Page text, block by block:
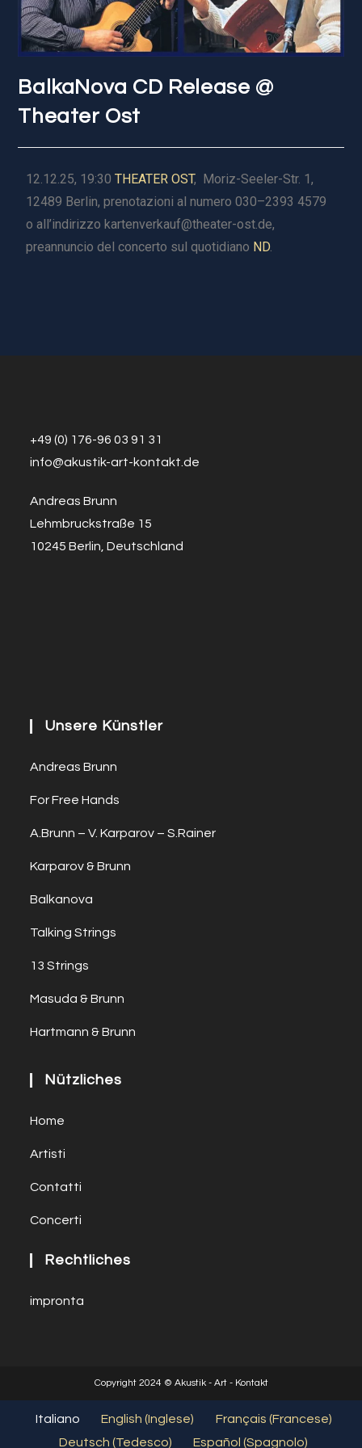
BalkaNova CD Release @
Theater Ost
12.12.25, 19:30THEATER OST, Moriz-Seeler-Str. 1,
12489 Berlin, prenotazioni al numero 030–2393 4579
o all’indirizzo kartenverkauf@theater-ost.de,
preannuncio del concerto sul quotidiano ND.
+49 (0) 176-96 03 91 31
info@akustik-art-kontakt.de
Andreas Brunn
Lehmbruckstraße 15
10245 Berlin, Deutschland
Unsere Künstler
Andreas Brunn
For Free Hands
A.Brunn – V. Karparov – S.Rainer
Karparov & Brunn
Balkanova
Talking Strings
13 Strings
Masuda & Brunn
Hartmann & Brunn
Nützliches
Home
Artisti
Contatti
Concerti
Rechtliches
impronta
Copyright 2024 © Akustik - Art - Kontakt
Italiano English (Inglese) Français (Francese)
Deutsch (Tedesco) Español (Spagnolo)